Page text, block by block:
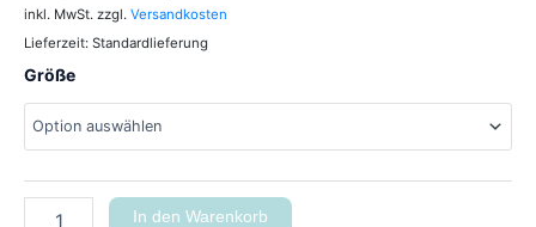
inkl. MwSt. zzgl. Versandkosten
Lieferzeit: Standardlieferung
Größe
In den Warenkorb